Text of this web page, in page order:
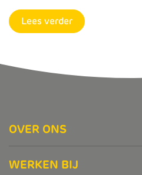
Lees verder
OVER ONS
WERKEN BIJ